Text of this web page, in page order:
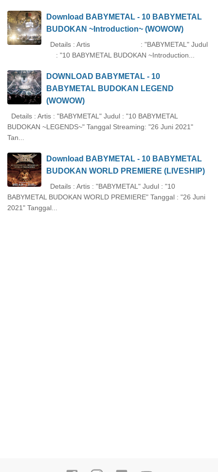
Download BABYMETAL - 10 BABYMETAL
BUDOKAN ~Introduction~ (WOWOW)
Details : Artis : "BABYMETAL" Judul
: "10 BABYMETAL BUDOKAN ~Introduction...
DOWNLOAD BABYMETAL - 10
BABYMETAL BUDOKAN LEGEND
(WOWOW)
Details : Artis : "BABYMETAL" Judul : "10 BABYMETAL
BUDOKAN ~LEGENDS~" Tanggal Streaming: "26 Juni 2021"
Tan...
Download BABYMETAL - 10 BABYMETAL
BUDOKAN WORLD PREMIERE (LIVESHIP)
Details : Artis : "BABYMETAL" Judul : "10
BABYMETAL BUDOKAN WORLD PREMIERE" Tanggal : "26 Juni
2021" Tanggal...